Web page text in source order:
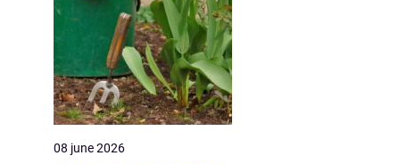
08 june 2026